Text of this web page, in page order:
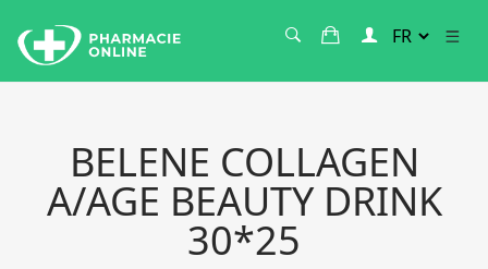
BELENE COLLAGEN
A/AGE BEAUTY DRINK
30*25